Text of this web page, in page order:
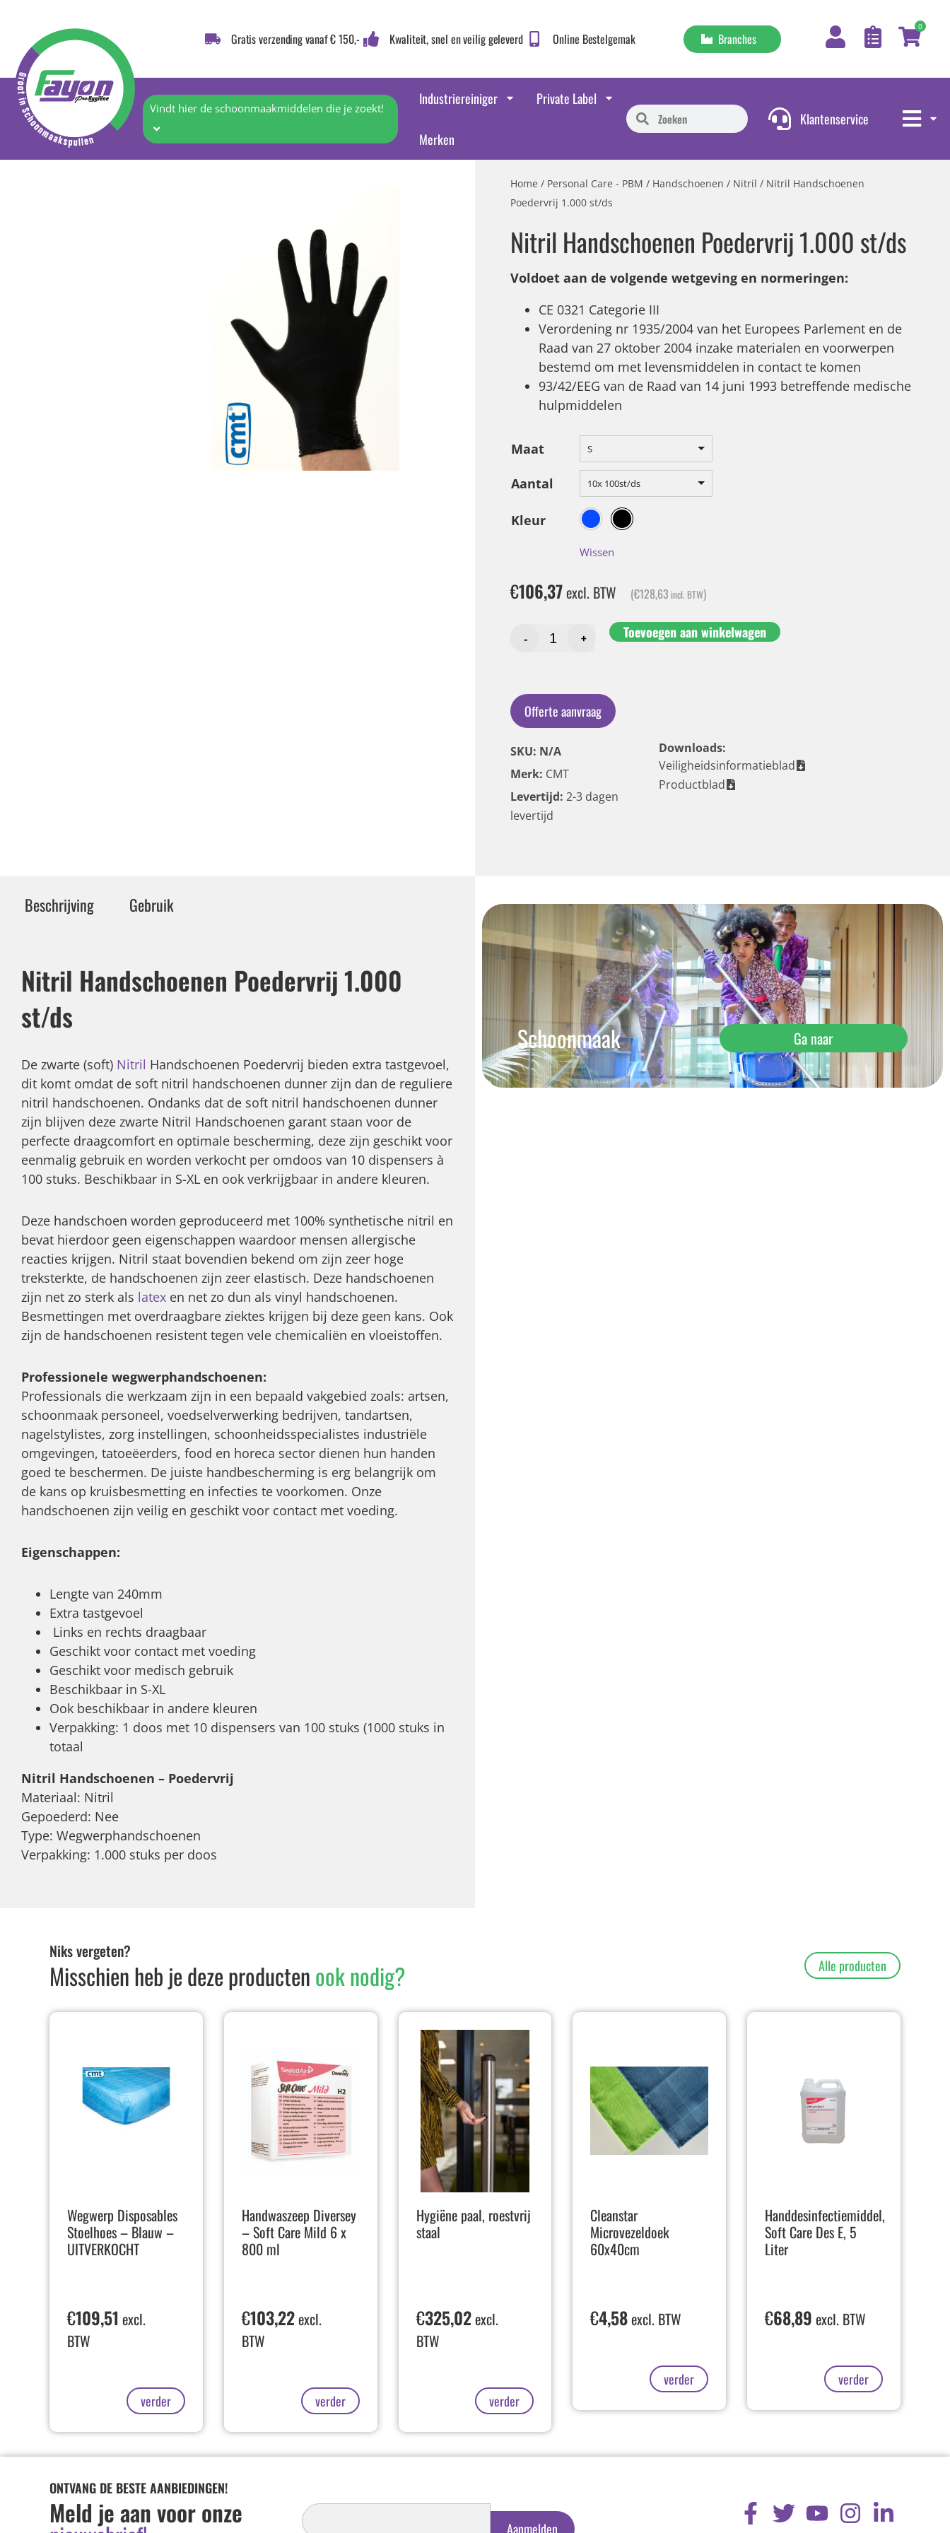
Gratis verzending vanaf € 150,- Kwaliteit, snel en veilig geleverd Online Bestelgemak Branches
0
Vindt hier de schoonmaakmiddelen die je zoekt!
Industriereiniger Private Label
Merken
Klantenservice
Home / Personal Care - PBM / Handschoenen / Nitril / Nitril Handschoenen
Poedervrij 1.000 st/ds
Nitril Handschoenen Poedervrij 1.000 st/ds
Voldoet aan de volgende wetgeving en normeringen:
CE 0321 Categorie III
Verordening nr 1935/2004 van het Europees Parlement en de
Raad van 27 oktober 2004 inzake materialen en voorwerpen
bestemd om met levensmiddelen in contact te komen
93/42/EEG van de Raad van 14 juni 1993 betreffende medische
hulpmiddelen
Maat S
Aantal 10x 100st/ds
Kleur
Wissen
€106,37excl. BTW (€128,63 incl. BTW)
- + Toevoegen aan winkelwagen
Offerte aanvraag
SKU: N/A
Merk: CMT
Levertijd: 2-3 dagen
levertijd
Downloads:
Veiligheidsinformatieblad
Productblad
Beschrijving Gebruik
Nitril Handschoenen Poedervrij 1.000
st/ds
De zwarte (soft) Nitril Handschoenen Poedervrij bieden extra tastgevoel,
dit komt omdat de soft nitril handschoenen dunner zijn dan de reguliere
nitril handschoenen. Ondanks dat de soft nitril handschoenen dunner
zijn blijven deze zwarte Nitril Handschoenen garant staan voor de
perfecte draagcomfort en optimale bescherming, deze zijn geschikt voor
eenmalig gebruik en worden verkocht per omdoos van 10 dispensers à
100 stuks. Beschikbaar in S-XL en ook verkrijgbaar in andere kleuren.
Deze handschoen worden geproduceerd met 100% synthetische nitril en
bevat hierdoor geen eigenschappen waardoor mensen allergische
reacties krijgen. Nitril staat bovendien bekend om zijn zeer hoge
treksterkte, de handschoenen zijn zeer elastisch. Deze handschoenen
zijn net zo sterk als latex en net zo dun als vinyl handschoenen.
Besmettingen met overdraagbare ziektes krijgen bij deze geen kans. Ook
zijn de handschoenen resistent tegen vele chemicaliën en vloeistoffen.
Professionele wegwerphandschoenen:
Professionals die werkzaam zijn in een bepaald vakgebied zoals: artsen,
schoonmaak personeel, voedselverwerking bedrijven, tandartsen,
nagelstylistes, zorg instellingen, schoonheidsspecialistes industriële
omgevingen, tatoeëerders, food en horeca sector dienen hun handen
goed te beschermen. De juiste handbescherming is erg belangrijk om
de kans op kruisbesmetting en infecties te voorkomen. Onze
handschoenen zijn veilig en geschikt voor contact met voeding.
Eigenschappen:
Lengte van 240mm
Extra tastgevoel
Links en rechts draagbaar
Geschikt voor contact met voeding
Geschikt voor medisch gebruik
Beschikbaar in S-XL
Ook beschikbaar in andere kleuren
Verpakking: 1 doos met 10 dispensers van 100 stuks (1000 stuks in
totaal
Nitril Handschoenen – Poedervrij
Materiaal: Nitril
Gepoederd: Nee
Type: Wegwerphandschoenen
Verpakking: 1.000 stuks per doos
Schoonmaak Ga naar
Niks vergeten?
Misschien heb je deze productenook nodig? Alle producten
Wegwerp Disposables
Stoelhoes – Blauw –
UITVERKOCHT
€109,51 excl.
BTW
verder
Handwaszeep Diversey
– Soft Care Mild 6 x
800 ml
€103,22excl.
BTW
verder
Hygiëne paal, roestvrij
staal
€325,02excl.
BTW
verder
Cleanstar
Microvezeldoek
60x40cm
€4,58excl. BTW
verder
Handdesinfectiemiddel,
Soft Care Des E, 5
Liter
€68,89 excl. BTW
verder
ONTVANG DE BESTE AANBIEDINGEN!
Meld je aan voor onze
Inschrijven
Nieuwsbrief
Aanmelden